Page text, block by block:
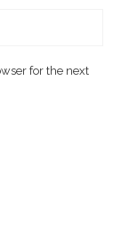
for the next